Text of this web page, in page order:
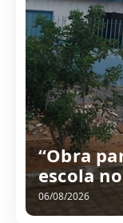
“Obra
escola
06/08/2026